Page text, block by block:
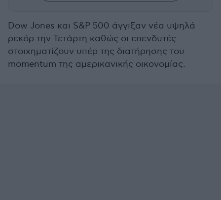
Dow Jones και S&P 500 άγγιξαν νέα υψηλά
ρεκόρ την Τετάρτη καθώς οι επενδυτές
στοιχηματίζουν υπέρ της διατήρησης του
momentum της αμερικανικής οικονομίας.